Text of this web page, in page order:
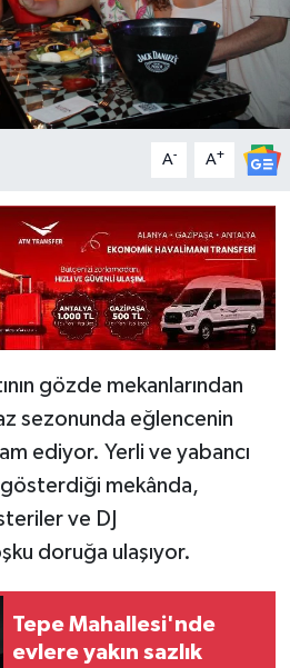
A- A+
gözde mekanlarından
sezonunda eğlencenin
ediyor. Yerli ve yabancı
mekânda,
ve DJ
doruğa ulaşıyor.
Tepe Mahallesi'nde
evlere yakın sazlık